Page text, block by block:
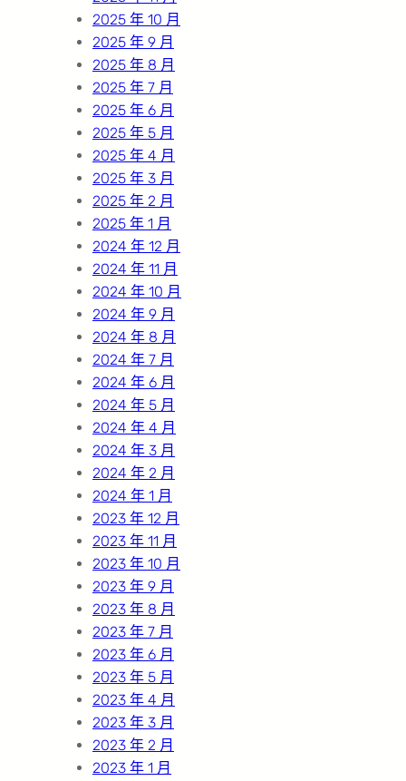
2025 年 10 月
2025 年 9 月
2025 年 8 月
2025 年 7 月
2025 年 6 月
2025 年 5 月
2025 年 4 月
2025 年 3 月
2025 年 2 月
2025 年 1 月
2024 年 12 月
2024 年 11 月
2024 年 10 月
2024 年 9 月
2024 年 8 月
2024 年 7 月
2024 年 6 月
2024 年 5 月
2024 年 4 月
2024 年 3 月
2024 年 2 月
2024 年 1 月
2023 年 12 月
2023 年 11 月
2023 年 10 月
2023 年 9 月
2023 年 8 月
2023 年 7 月
2023 年 6 月
2023 年 5 月
2023 年 4 月
2023 年 3 月
2023 年 2 月
2023 年 1 月